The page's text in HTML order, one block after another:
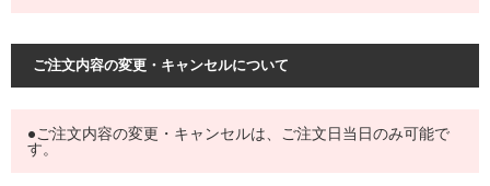
ご注文内容の変更・キャンセルについて
●ご注文内容の変更・キャンセルは、ご注文日当日のみ可能で
す。